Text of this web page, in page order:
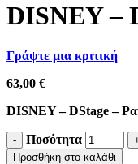
DISNEY –
Γράψτε μια κριτική
63,00 €
DISNEY – DStage –
Ποσότητα
Προσθήκη στο καλάθι